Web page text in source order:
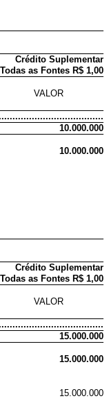
Crédito Suplementar
as Fontes R$ 1,00
VALOR
10.000.000
10.000.000
Crédito Suplementar
as Fontes R$ 1,00
VALOR
15.000.000
15.000.000
15.000.000